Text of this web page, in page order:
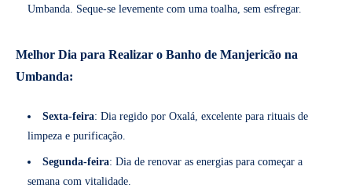
Umbanda. Seque-se levemente com uma toalha, sem esfregar.
Melhor Dia para Realizar o Banho de Manjericão na
Umbanda:
Sexta-feira: Dia regido por Oxalá, excelente para rituais de
limpeza e purificação.
Segunda-feira: Dia de renovar as energias para começar a
semana com vitalidade.